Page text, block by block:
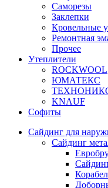
Саморезы
Заклепки
Кровельные
Ремонтная
Прочее
Утеплители
ROCKWOOL
ЮМАТЕКС
KNAUF
Софиты
Сайдинг для
Сайдинг